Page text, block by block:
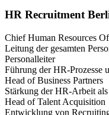
HR Recruitment
Chief Human Resources
Leitung der gesamten
Personalleiter
Führung der HR-Prozesse
Head of Business Partners
Stärkung der HR-Arbeit
Head of Talent Acquisition
Entwicklung von